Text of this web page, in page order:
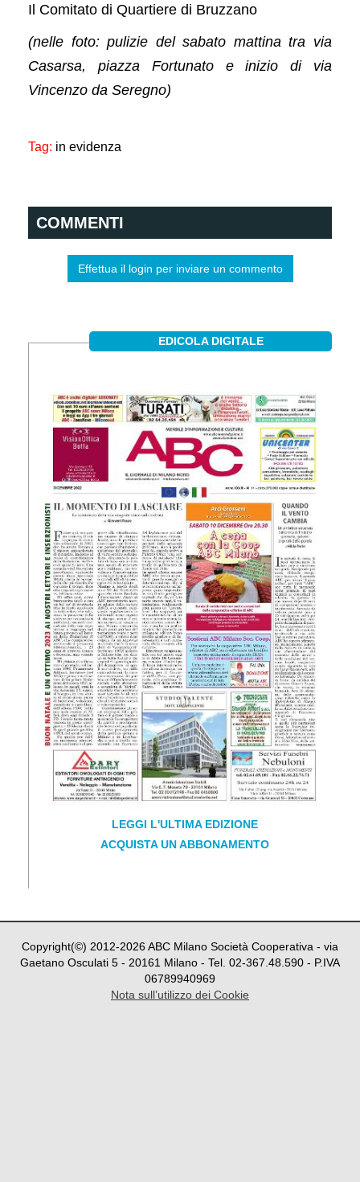
Il Comitato di Quartiere di Bruzzano
(nelle foto: pulizie del sabato mattina tra via
Casarsa, piazza Fortunato e inizio di via
Vincenzo da Seregno)
Tag: in evidenza
COMMENTI
Effettua il login per inviare un commento
EDICOLA DIGITALE
LEGGI L'ULTIMA EDIZIONE
ACQUISTA UN ABBONAMENTO
Copyright(©) 2012-2026ABC Milano Società Cooperativa - via
Gaetano Osculati 5 - 20161 Milano - Tel. 02-367.48.590 - P.IVA
06789940969
Nota sull’utilizzo dei Cookie